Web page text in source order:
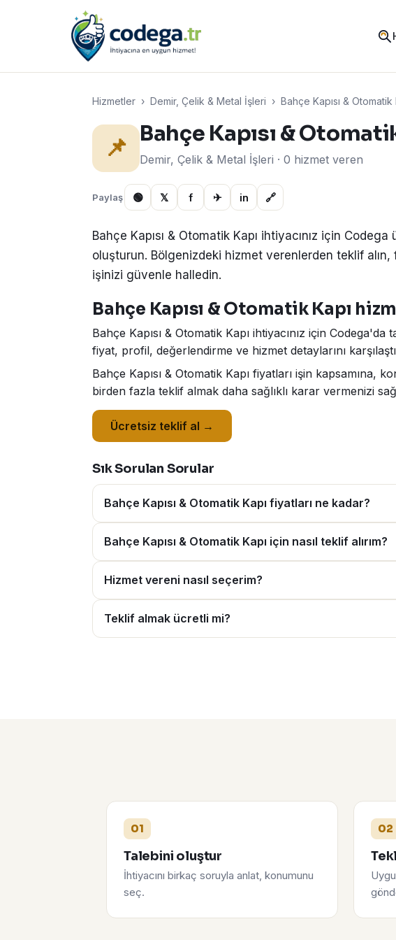
Hizmetler › Demir, Çelik & Metal İşleri › Bahçe Kapısı & Otomatik
📌 Bahçe Kapısı &
Demir, Çelik & Metal İşleri · 0 hizmet veren
Paylaş 🟢 𝕏 f ✈ in 🔗
Bahçe Kapısı & Otomatik Kapı ihtiyacınız için
oluşturun. Bölgenizdeki hizmet verenlerden teklif alın,
işinizi güvenle halledin.
Bahçe Kapısı & Otomatik Kapı
Bahçe Kapısı & Otomatik Kapı ihtiyacınız için
fiyat, profil, değerlendirme ve hizmet detaylarını
Bahçe Kapısı & Otomatik Kapı fiyatları işin
birden fazla teklif almak daha sağlıklı karar vermenizi
Ücretsiz teklif al →
Sık Sorulan Sorular
Bahçe Kapısı & Otomatik Kapı fiyatları ne kadar?
Bahçe Kapısı & Otomatik Kapı için nasıl teklif alırım?
Hizmet vereni nasıl seçerim?
Teklif almak ücretli mi?
01
Talebini oluştur
İhtiyacını birkaç soruyla anlat, konumunu
seç.
02